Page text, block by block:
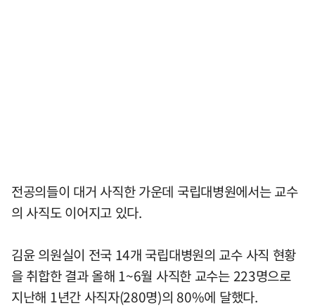
전공의들이 대거 사직한 가운데 국립대병원에서는 교수
의 사직도 이어지고 있다.
김윤 의원실이 전국 14개 국립대병원의 교수 사직 현황
을 취합한 결과 올해 1~6월 사직한 교수는 223명으로
지난해 1년간 사직자(280명)의 80%에 달했다.